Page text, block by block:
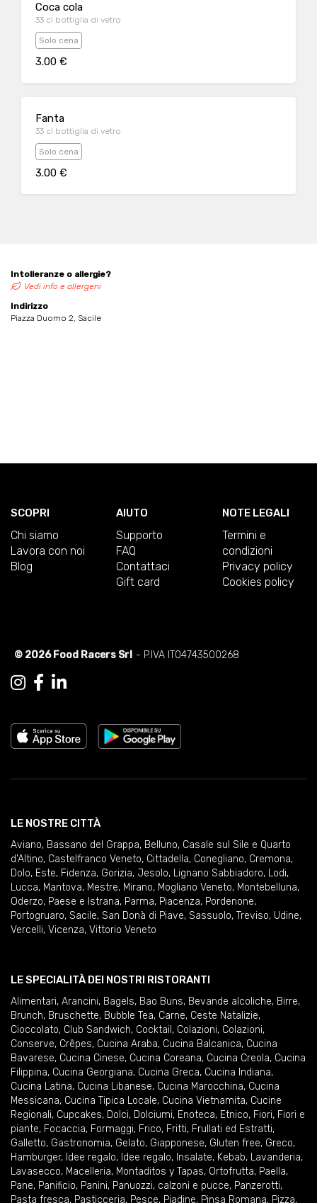
Coca cola
33 cl bottiglia di vetro
Solo cena
3.00 €
Fanta
33 cl bottiglia di vetro
Solo cena
3.00 €
Intolleranze o allergie?
Vedi info e allergeni
Indirizzo
Piazza Duomo 2, Sacile
SCOPRI
Chi siamo
Lavora con noi
Blog
AIUTO
Supporto
FAQ
Contattaci
Gift card
NOTE LEGALI
Termini e
condizioni
Privacy policy
Cookies policy
© 2026 Food Racers Srl - P.IVA IT04743500268
LE NOSTRE CITTÀ
Aviano, Bassano del Grappa, Belluno, Casale sul Sile e Quarto
d'Altino, Castelfranco Veneto, Cittadella, Conegliano, Cremona,
Dolo, Este, Fidenza, Gorizia, Jesolo, Lignano Sabbiadoro, Lodi,
Lucca, Mantova, Mestre, Mirano, Mogliano Veneto, Montebelluna,
Oderzo, Paese e Istrana, Parma, Piacenza, Pordenone,
Portogruaro, Sacile, San Donà di Piave, Sassuolo, Treviso, Udine,
Vercelli, Vicenza, Vittorio Veneto
LE SPECIALITÀ DEI NOSTRI RISTORANTI
Alimentari, Arancini, Bagels, Bao Buns, Bevande alcoliche, Birre,
Brunch, Bruschette, Bubble Tea, Carne, Ceste Natalizie,
Cioccolato, Club Sandwich, Cocktail , Colazioni, Colazioni,
Conserve, Crêpes, Cucina Araba, Cucina Balcanica, Cucina
Bavarese, Cucina Cinese, Cucina Coreana, Cucina Creola, Cucina
Filippina, Cucina Georgiana, Cucina Greca, Cucina Indiana,
Cucina Latina, Cucina Libanese, Cucina Marocchina, Cucina
Messicana, Cucina Tipica Locale, Cucina Vietnamita, Cucine
Regionali, Cupcakes, Dolci, Dolciumi, Enoteca, Etnico, Fiori, Fiori e
piante, Focaccia, Formaggi, Frico, Fritti, Frullati ed Estratti,
Galletto, Gastronomia, Gelato, Giapponese, Gluten free, Greco,
Hamburger, Idee regalo, Idee regalo, Insalate, Kebab, Lavanderia,
Lavasecco, Macelleria, Montaditos y Tapas, Ortofrutta, Paella,
Pane, Panificio, Panini, Panuozzi, calzoni e pucce, Panzerotti,
Pasta fresca, Pasticceria, Pesce, Piadine, Pinsa Romana, Pizza,